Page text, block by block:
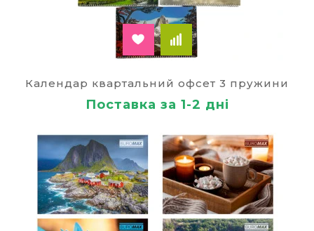
Календар квартальний офсет 3 пружини
Поставка за 1-2 дні